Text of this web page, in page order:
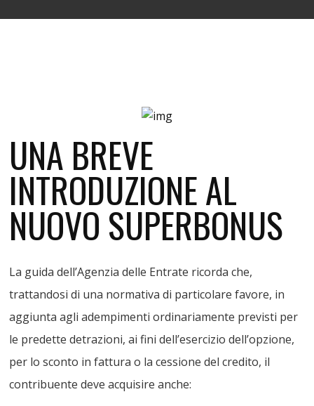
UNA BREVE
INTRODUZIONE AL
NUOVO SUPERBONUS
La guida dell’Agenzia delle Entrate ricorda che,
trattandosi di una normativa di particolare favore, in
aggiunta agli adempimenti ordinariamente previsti per
le predette detrazioni, ai fini dell’esercizio dell’opzione,
per lo sconto in fattura o la cessione del credito, il
contribuente deve acquisire anche: